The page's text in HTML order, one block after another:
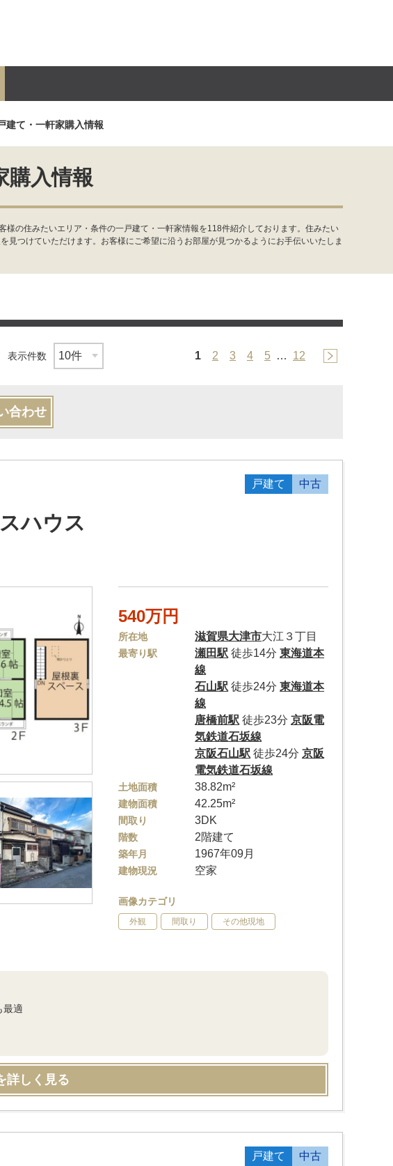
事業投資用
建て・一軒家購入情報
購入情報
の住みたいエリア・条件の一戸建て・一軒家情報を118件紹介しております。住みたい
つけていただけます。お客様にご希望に沿うお部屋が見つかるようにお手伝いいたしま
表示件数 1 2 3 4 5 … 12
合わせ
戸建て 中古
ハウス
540万円
所在地 滋賀県大津市大江３丁目
最寄り駅 瀬田駅 徒歩14分東海道本
線
石山駅 徒歩24分東海道本
線
唐橋前駅 徒歩23分京阪電
気鉄道石坂線
京阪石山駅 徒歩24分京阪
電気鉄道石坂線
土地面積 38.82m²
建物面積 42.25m²
間取り 3DK
階数 2階建て
築年月 1967年09月
建物現況 空家
画像カテゴリ
外観 間取り その他現地
最適
詳しく見る
戸建て 中古